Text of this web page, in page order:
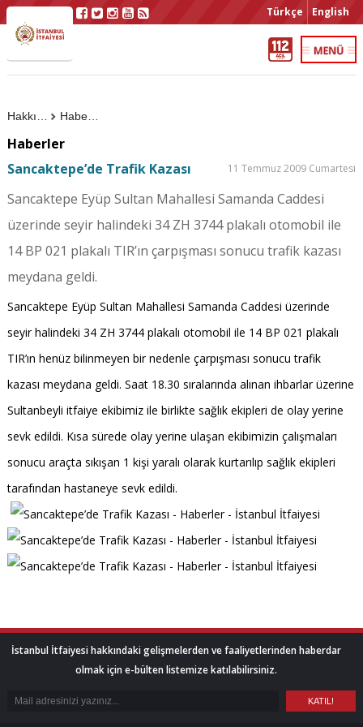
Türkçe English
Haberler
Haberler
Sancaktepe’de Trafik Kazası
11 Temmuz 2009 Cumartesi
Sancaktepe Eyüp Sultan Mahallesi Samanda Caddesi
üzerinde seyir halindeki 34 ZH 3744 plakalı otomobil ile
14 BP 021 plakalı TIR’ın çarpışması sonucu trafik kazası
meydana geldi.
Sancaktepe Eyüp Sultan Mahallesi Samanda Caddesi üzerinde
seyir halindeki 34 ZH 3744 plakalı otomobil ile 14 BP 021 plakalı
TIR’ın henüz bilinmeyen bir nedenle çarpışması sonucu trafik
kazası meydana geldi. Saat 18.30 sıralarında alınan ihbarlar üzerine
Sultanbeyli itfaiye ekibimiz ile birlikte sağlık ekipleri de olay yerine
sevk edildi. Kısa sürede olay yerine ulaşan ekibimizin çalışmaları
sonucu araçta sıkışan 1 kişi yaralı olarak kurtarılıp sağlık ekipleri
tarafından hastaneye sevk edildi.
İstanbul İtfaiyesi hakkındaki gelişmelerden ve faaliyetlerinden haberdar
olmak için e-bülten listemize katılabilirsiniz.